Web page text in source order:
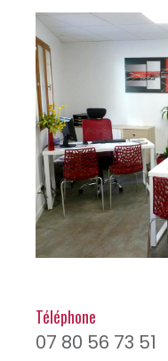
Téléphone
07 80 56 73 51